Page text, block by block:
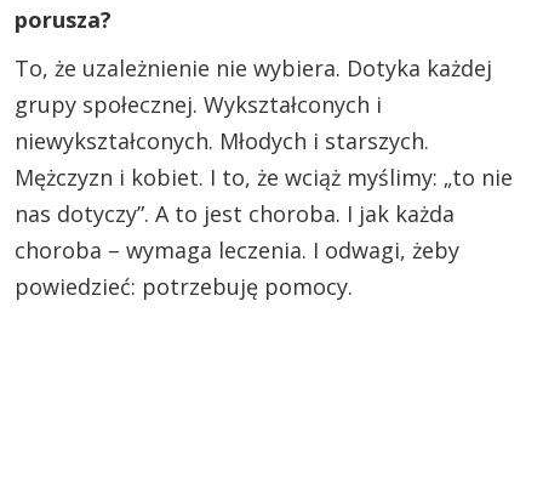
porusza?
To, że uzależnienie nie wybiera. Dotyka każdej
grupy społecznej. Wykształconych i
niewykształconych. Młodych i starszych.
Mężczyzn i kobiet. I to, że wciąż myślimy: „to nie
nas dotyczy”. A to jest choroba. I jak każda
choroba – wymaga leczenia. I odwagi, żeby
powiedzieć: potrzebuję pomocy.